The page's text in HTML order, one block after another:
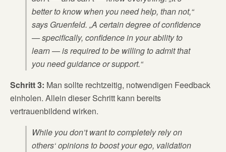
better to know when you need help, than not,“
says Gruenfeld. „A certain degree of confidence
— specifically, confidence in your ability to
learn — is required to be willing to admit that
you need guidance or support.“
Schritt 3: Man sollte rechtzeitig, notwendigen Feedback
einholen. Allein dieser Schritt kann bereits
vertrauenbildend wirken.
While you don’t want to completely rely on
others‘ opinions to boost your ego, validation